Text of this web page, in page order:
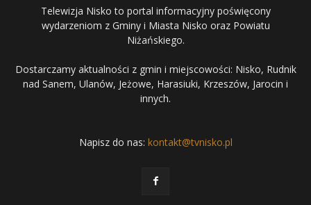
Telewizja Nisko to portal informacyjny poświęcony
wydarzeniom z Gminy i Miasta Nisko oraz Powiatu
Niżańskiego.
Dostarczamy aktualności z gmin i miejscowości: Nisko, Rudnik
nad Sanem, Ulanów, Jeżowe, Harasiuki, Krzeszów, Jarocin i
innych.
Napisz do nas: kontakt@tvnisko.pl